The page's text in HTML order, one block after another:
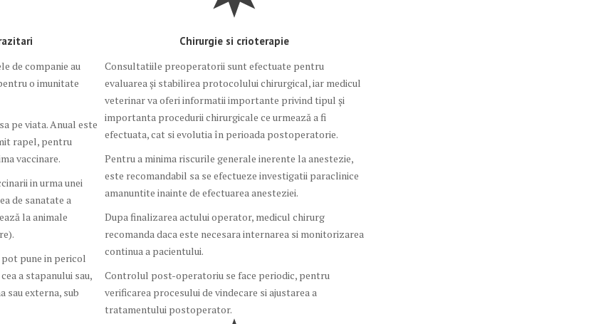
de companie au
o imunitate
pe viata. Anual este
rapel, pentru
vaccinare.
in urma unei
de sanatate a
la animale
pune in pericol
a stapanului sau,
sau externa, sub
Chirurgie si crioterapie
Consultatiile preoperatorii sunt efectuate pentru
evaluarea şi stabilirea protocolului chirurgical, iar medicul
veterinar va oferi informatii importante privind tipul şi
importanta procedurii chirurgicale ce urmează a fi
efectuata, cat si evolutia în perioada postoperatorie.
Pentru a minima riscurile generale inerente la anestezie,
este recomandabil sa se efectueze investigatii paraclinice
amanuntite inainte de efectuarea anesteziei.
Dupa finalizarea actului operator, medicul chirurg
recomanda daca este necesara internarea si monitorizarea
continua a pacientului.
Controlul post-operatoriu se face periodic, pentru
verificarea procesului de vindecare si ajustarea a
tratamentului postoperator.